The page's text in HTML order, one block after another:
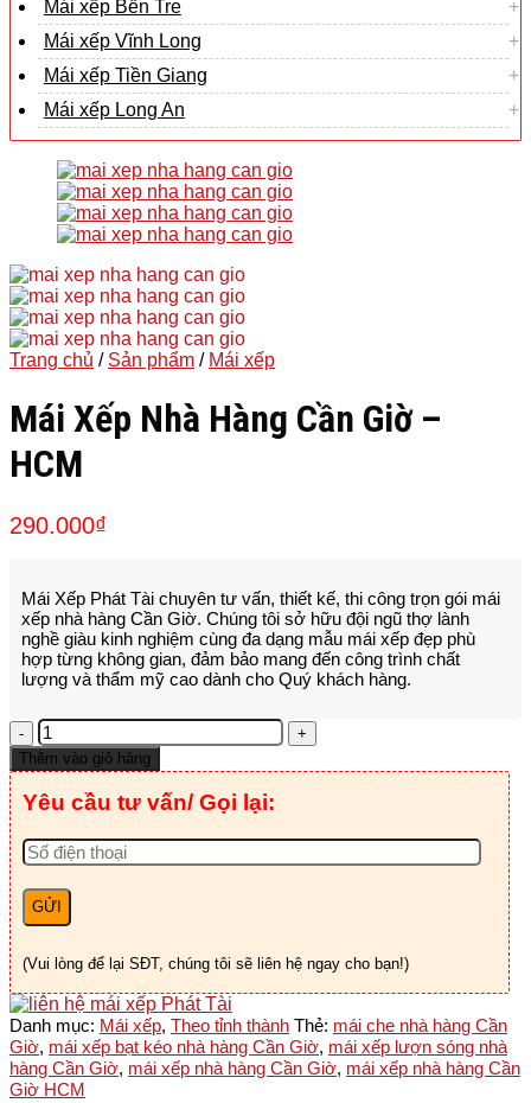
Mái xếp Bến Tre
Mái xếp Vĩnh Long
Mái xếp Tiền Giang
Mái xếp Long An
Trang chủ / Sản phẩm / Mái xếp
Mái Xếp Nhà Hàng Cần Giờ –
HCM
290.000₫
Mái Xếp Phát Tài chuyên tư vấn, thiết kế, thi công trọn gói mái
xếp nhà hàng Cần Giờ. Chúng tôi sở hữu đội ngũ thợ lành
nghề giàu kinh nghiệm cùng đa dạng mẫu mái xếp đẹp phù
hợp từng không gian, đảm bảo mang đến công trình chất
lượng và thẩm mỹ cao dành cho Quý khách hàng.
Mái
Xếp
Nhà
Hàng
Cần
Giờ
-
số
lượng
Thêm vào giỏ hàng
Yêu cầu tư vấn/ Gọi lại:
(Vui lòng để lại SĐT, chúng tôi sẽ liên hệ ngay cho bạn!)
Danh mục: Mái xếp, Theo tỉnh thành Thẻ: mái che nhà hàng Cần
Giờ, mái xếp bạt kéo nhà hàng Cần Giờ, mái xếp lượn sóng nhà
hàng Cần Giờ, mái xếp nhà hàng Cần Giờ, mái xếp nhà hàng Cần
Giờ HCM